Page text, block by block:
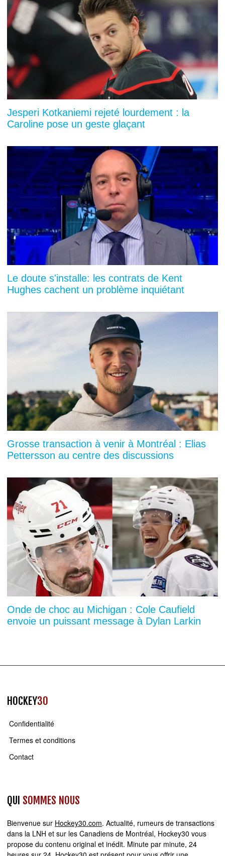
Jesperi Kotkaniemi rejeté lourdement : la
Caroline pose un geste glaçant
Le doute s'installe: les contrats de Kent
Hughes cachent un problème inquiétant
Grosse transaction à venir à Montréal : Elias
Pettersson au centre des discussions
Onde de choc au Michigan : Cole Caufield
envoie un puissant message à Dylan Larkin
HOCKEY30
Confidentialité
Termes et conditions
Contact
QUI SOMMES NOUS
Bienvenue sur Hockey30.com. Actualité, rumeurs de transactions
dans la LNH et sur les Canadiens de Montréal, Hockey30 vous
propose du contenu original et inédit. Minute par minute, 24